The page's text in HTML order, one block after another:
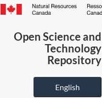
Canada.ca
Open Science and
Technology
Repository
English